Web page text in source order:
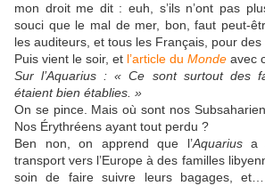
mon droit me dit : euh, s’ils n’ont pas
souci que le mal de mer, bon, faut peut-
les auditeurs, et tous les Français, pour des
Puis vient le soir, et l’article du Monde avec
Sur l’Aquarius : « Ce sont surtout des
étaient bien établies. »
On se pince. Mais où sont nos
Nos Érythréens ayant tout perdu ?
Ben non, on apprend que l’Aquariusa
transport vers l’Europe à des familles
soin de faire suivre leurs bagages,